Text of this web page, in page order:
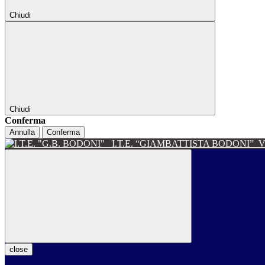
Chiudi
Chiudi
Conferma
Annulla Conferma
I.T.E. “GIAMBATTISTA BODONI”
close